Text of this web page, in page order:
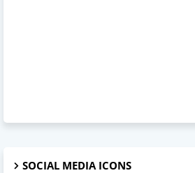
SOCIAL MEDIA ICONS